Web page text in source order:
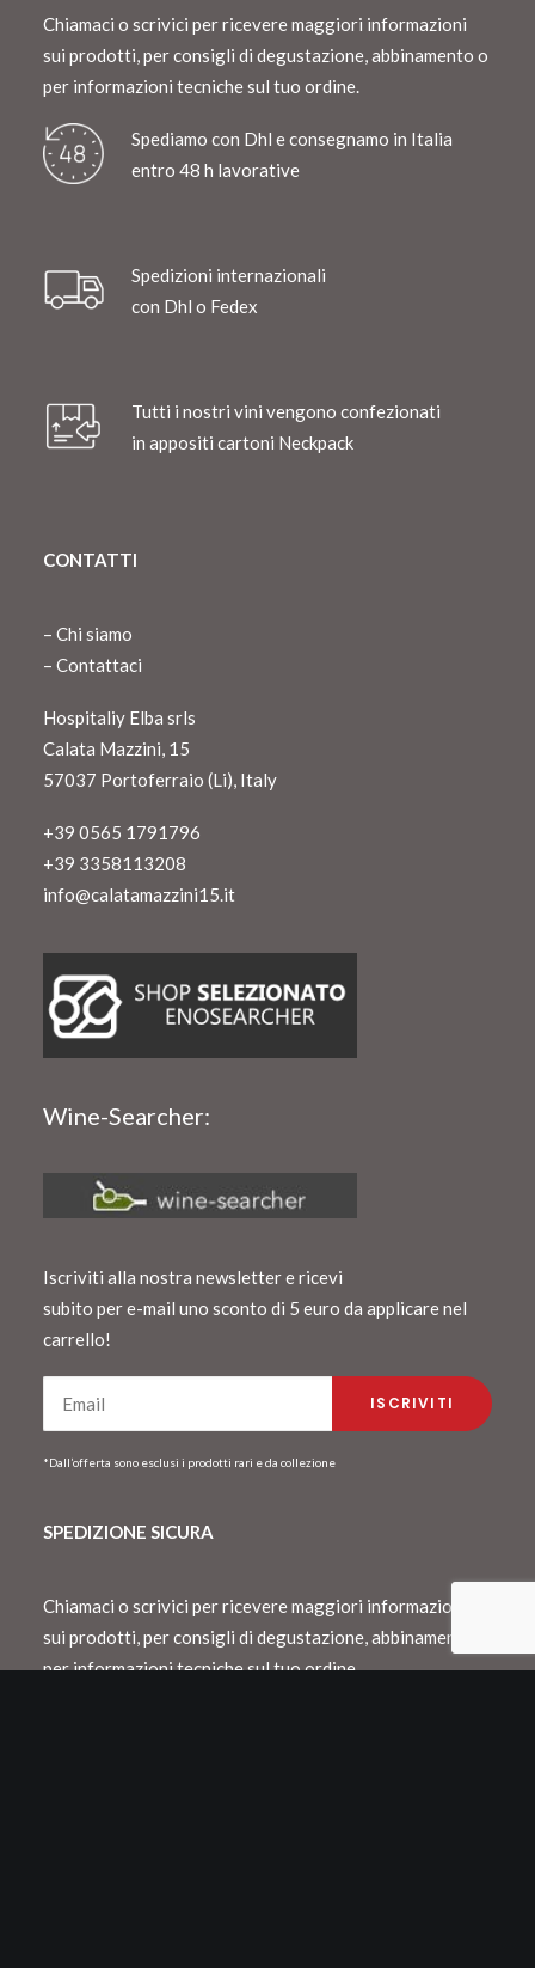
Chiamaci o scrivici per ricevere maggiori informazioni
sui prodotti, per consigli di degustazione, abbinamento o
per informazioni tecniche sul tuo ordine.
Spediamo con Dhl e consegnamo in Italia
entro 48 h lavorative
Spedizioni internazionali
con Dhl o Fedex
Tutti i nostri vini vengono confezionati
in appositi cartoni Neckpack
CONTATTI
– Chi siamo
– Contattaci
Hospitaliy Elba srls
Calata Mazzini, 15
57037 Portoferraio (Li), Italy
+39 0565 1791796
+39 3358113208
info@calatamazzini15.it
Wine-Searcher:
Iscriviti alla nostra newsletter e ricevi
subito per e-mail uno sconto di 5 euro da applicare nel
carrello!
*Dall’offerta sono esclusi i prodotti rari e da collezione
SPEDIZIONE SICURA
Chiamaci o scrivici per ricevere maggiori informazioni
sui prodotti, per consigli di degustazione, abbinamento o
per informazioni tecniche sul tuo ordine.